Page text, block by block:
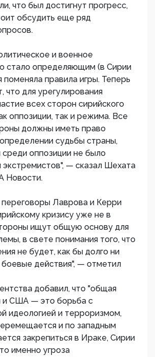
что был достигнут прогресс,
обсудить еще ряд
и военное
стало определяющим (в Сирии
правила игры. Теперь
для урегулирования
всех сторон сирийского
оппозиции, так и режима. Все
должны иметь право
судьбы страны,
среди оппозиции не было
экстремистов", — сказал Шехата
Новости.
переговоры Лаврова и Керри
кризису уже не в
ищут общую основу для
в свете понимания того, что
не будет, как бы долго ни
действия", — отметил
добавил, что "общая
и США — это борьба с
идеологией и терроризмом,
и по западным
закрепиться в Ираке, Сирии
именно угроза